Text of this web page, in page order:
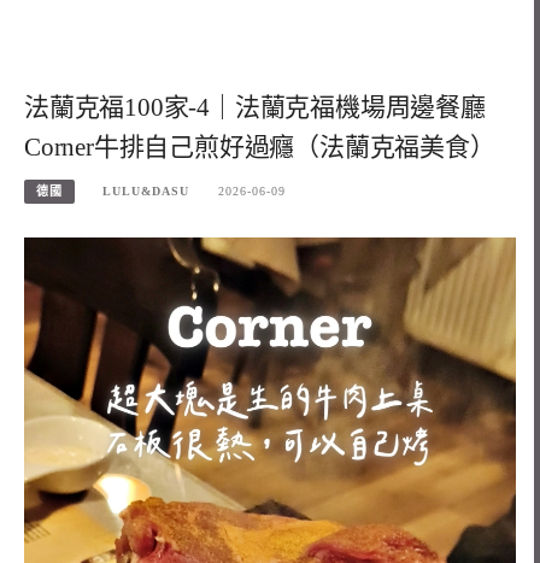
法蘭克福100家-4｜法蘭克福機場周邊餐廳
Corner牛排自己煎好過癮（法蘭克福美食）
德國 LULU&DASU 2026-06-09